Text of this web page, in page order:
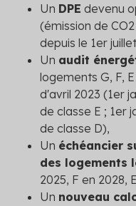
Un DPE devenu
(émission de CO2
depuis le 1er
Un audit
logements G, F,
d'avril 2023 (1er
de classe E ; 1er
de classe D),
Un échéancier
des logements
2025, F en 2028,
Un nouveau